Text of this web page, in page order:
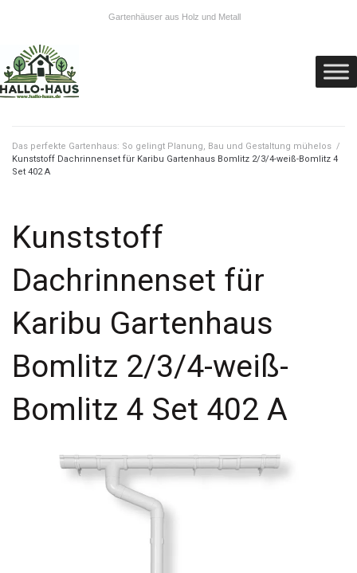
Gartenhäuser aus Holz und Metall
Das perfekte Gartenhaus: So gelingt Planung, Bau und Gestaltung mühelos /
Kunststoff Dachrinnenset für Karibu Gartenhaus Bomlitz 2/3/4-weiß-Bomlitz 4
Set 402 A
Kunststoff
Dachrinnenset für
Karibu Gartenhaus
Bomlitz 2/3/4-weiß-
Bomlitz 4 Set 402 A